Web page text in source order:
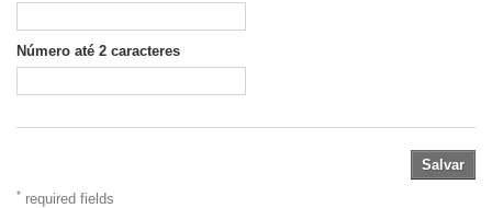
Número até 2 caracteres
Salvar
* required fields